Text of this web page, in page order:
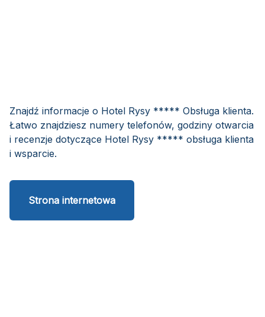
Znajdź informacje o Hotel Rysy ***** Obsługa klienta.
Łatwo znajdziesz numery telefonów, godziny otwarcia
i recenzje dotyczące Hotel Rysy ***** obsługa klienta
i wsparcie.
Strona internetowa